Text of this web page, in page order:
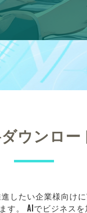
ウンロー
したい企業様向け
す。 AIでビジネス